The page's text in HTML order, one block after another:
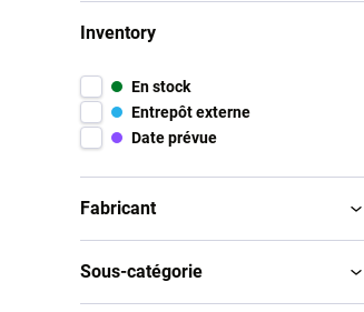
Inventory
En stock
Entrepôt externe
Date prévue
Fabricant
Sous-catégorie